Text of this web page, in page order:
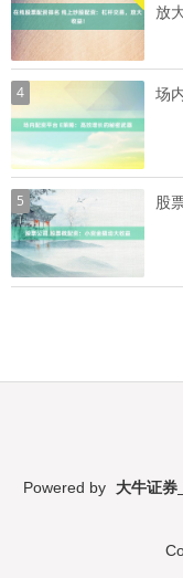
放
4 场
5 股
Powered by 大牛证券